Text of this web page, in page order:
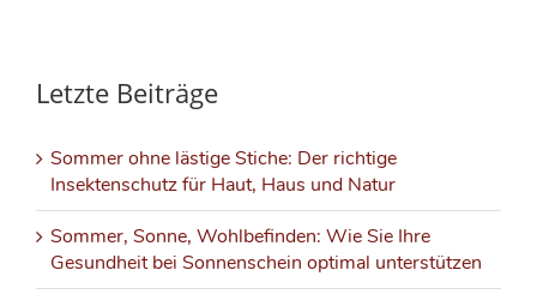
Letzte Beiträge
Sommer ohne lästige Stiche: Der richtige
Insektenschutz für Haut, Haus und Natur
Sommer, Sonne, Wohlbefinden: Wie Sie Ihre
Gesundheit bei Sonnenschein optimal unterstützen